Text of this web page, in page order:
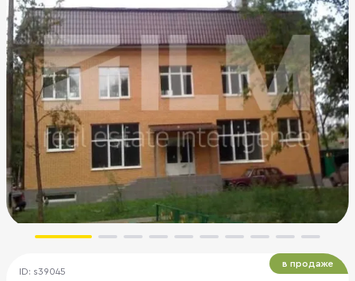
ID: s39045
в продаже